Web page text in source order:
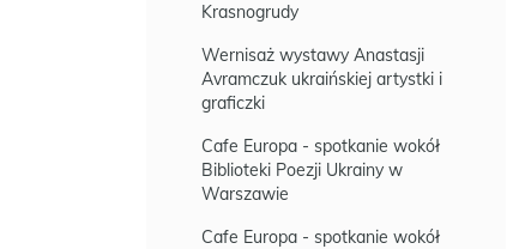
Krasnogrudy
Wernisaż wystawy Anastasji
Avramczuk ukraińskiej artystki i
graficzki
Cafe Europa - spotkanie wokół
Biblioteki Poezji Ukrainy w
Warszawie
Cafe Europa - spotkanie wokół